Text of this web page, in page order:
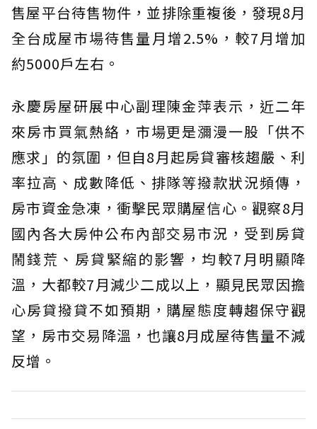
售屋平台待售物件，並排除重複後，發現8月
全台成屋市場待售量月增2.5%，較7月增加
約5000戶左右。
永慶房屋研展中心副理陳金萍表示，近二年
來房市買氣熱絡，市場更是瀰漫一股「供不
應求」的氛圍，但自8月起房貸審核趨嚴、利
率拉高、成數降低、排隊等撥款狀況頻傳，
房市資金急凍，衝擊民眾購屋信心。觀察8月
國內各大房仲公布內部交易市況，受到房貸
鬧錢荒、房貸緊縮的影響，均較7月明顯降
溫，大都較7月減少二成以上，顯見民眾因擔
心房貸撥貸不如預期，購屋態度轉趨保守觀
望，房市交易降溫，也讓8月成屋待售量不減
反增。